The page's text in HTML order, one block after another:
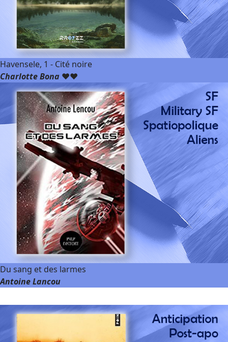
Havensele, 1 - Cité noire
Charlotte Bona ❤️❤️
Du sang et des larmes
Antoine Lancou